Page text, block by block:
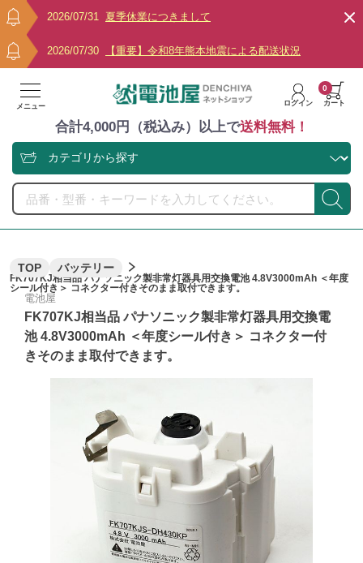
2026/07/31 夏季休業につきまして
2026/07/30 【重要】令和8年熊本地震による配送状況
メニュー ログイン カート
0
合計4,000円（税込み）以上で送料無料！
TOP バッテリー
FK707KJ相当品 パナソニック製非常灯器具用交換電池 4.8V3000mAh ＜年度
シール付き＞ コネクター付きそのまま取付できます。
電池屋
FK707KJ相当品 パナソニック製非常灯器具用交換電
池 4.8V3000mAh ＜年度シール付き＞ コネクター付
きそのまま取付できます。